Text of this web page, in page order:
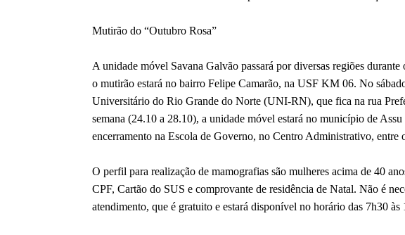
Mutirão do “Outubro Rosa”
A unidade móvel Savana Galvão passará por diversas regiões
o mutirão estará no bairro Felipe Camarão, na USF KM 06. No
Universitário do Rio Grande do Norte (UNI-RN), que fica na rua
semana (24.10 a 28.10), a unidade móvel estará no município de
encerramento na Escola de Governo, no Centro Administrativo, entre
O perfil para realização de mamografias são mulheres acima de 40
CPF, Cartão do SUS e comprovante de residência de Natal. Não é
atendimento, que é gratuito e estará disponível no horário das 7h30 às